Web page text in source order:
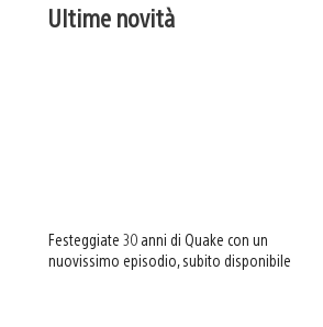
Ultime novità
Festeggiate 30 anni di Quake con un
nuovissimo episodio, subito disponibile